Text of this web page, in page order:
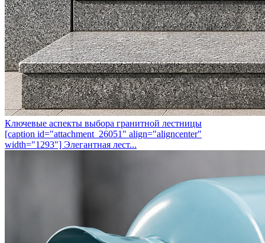
Ключевые аспекты выбора гранитной лестницы
[caption id="attachment_26051" align="aligncenter"
width="1293"] Элегантная лест...